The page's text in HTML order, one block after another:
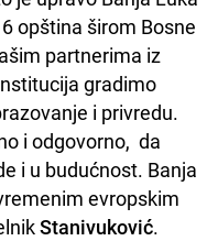
opština širom Bosne
partnerima iz
gradimo
i privredu.
i odgovorno, da
i u budućnost. Banja
evropskim
Stanivuković.